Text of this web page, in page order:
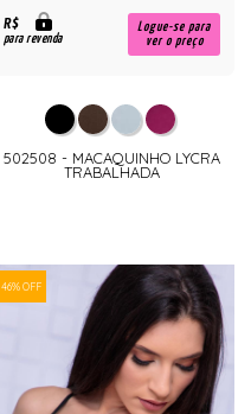
R$
para revenda
Logue-se para
ver o preço
502508 - MACAQUINHO LYCRA
TRABALHADA
46% OFF